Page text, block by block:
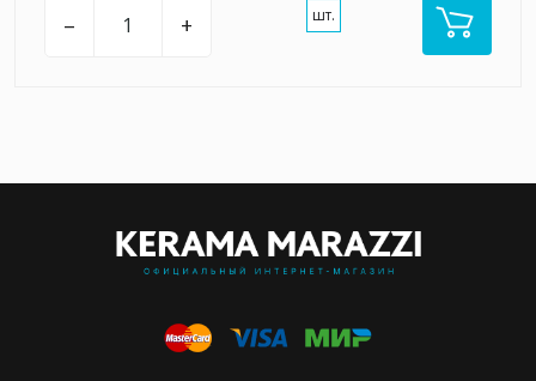
– + шт.